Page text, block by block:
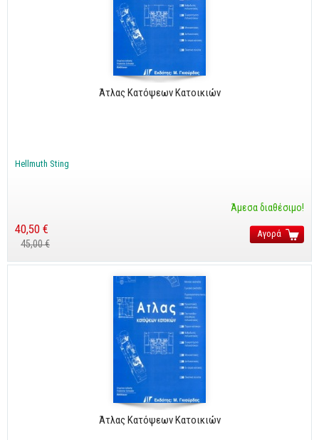
Άτλας Κατόψεων Κατοικιών
Hellmuth Sting
Άμεσα διαθέσιμο!
40,50 €
45,00 €
Αγορά
Άτλας Κατόψεων Κατοικιών